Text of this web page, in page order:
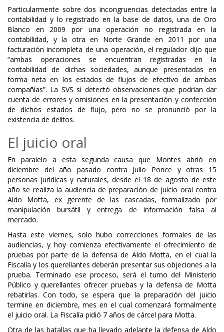
Particularmente sobre dos incongruencias detectadas entre la
contabilidad y lo registrado en la base de datos, una de Oro
Blanco en 2009 por una operación no registrada en la
contabilidad, y la otra en Norte Grande en 2011 por una
facturación incompleta de una operación, el regulador dijo que
“ambas operaciones se encuentran registradas en la
contabilidad de dichas sociedades, aunque presentadas en
forma neta en los estados de flujos de efectivo de ambas
compañías”. La SVS sí detectó observaciones que podrían dar
cuenta de errores y omisiones en la presentación y confección
de dichos estados de flujo, pero no se pronunció por la
existencia de delitos.
El juicio oral
En paralelo a esta segunda causa que Montes abrió en
diciembre del año pasado contra Julio Ponce y otras 15
personas jurídicas y naturales, desde el 18 de agosto de este
año se realiza la audiencia de preparación de juicio oral contra
Aldo Motta, ex gerente de las cascadas, formalizado por
manipulación bursátil y entrega de información falsa al
mercado.
Hasta este viernes, solo hubo correcciones formales de las
audiencias, y hoy comienza efectivamente el ofrecimiento de
pruebas por parte de la defensa de Aldo Motta, en el cual la
Fiscalía y los querellantes deberán presentar sus objeciones a la
prueba. Terminado ese proceso, será el turno del Ministerio
Público y querellantes ofrecer pruebas y la defensa de Motta
rebatirlas. Con todo, se espera que la preparación del juicio
termine en diciembre, mes en el cual comenzará formalmente
el juicio oral. La Fiscalía pidió 7 años de cárcel para Motta.
Otra de las batallas que ha llevado adelante la defensa de Aldo